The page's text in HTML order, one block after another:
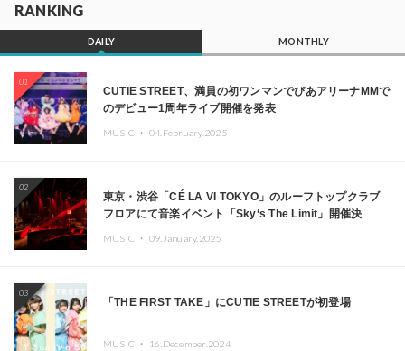
RANKING
DAILY MONTHLY
01
CUTIE STREET、満員の初ワンマンでぴあアリーナMMで
のデビュー1周年ライブ開催を発表
MUSIC ・ 04.February.2025
02
東京・渋谷「CÉ LA VI TOKYO」のルーフトップクラブ
フロアにて音楽イベント「Sky‘s The Limit」開催決
Kza（FORCE OF NATURE）ら日本を代表するDJ・クリ
MUSIC ・ 09.January.2025
03
「THE FIRST TAKE」にCUTIE STREETが初登場
MUSIC ・ 16.December.2024